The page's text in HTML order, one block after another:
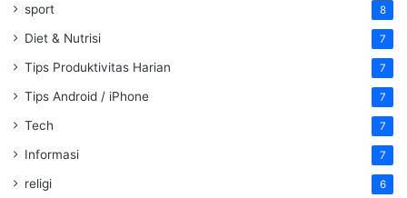
sport 8
Diet & Nutrisi 7
Tips Produktivitas Harian 7
Tips Android / iPhone 7
Tech 7
Informasi 7
religi 6